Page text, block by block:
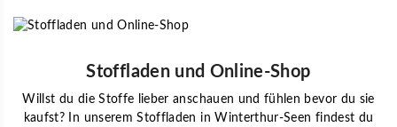
Stoffladen und Online-Shop
Willst du die Stoffe lieber anschauen und fühlen bevor du sie
kaufst? In unserem Stoffladen in Winterthur-Seen findest du